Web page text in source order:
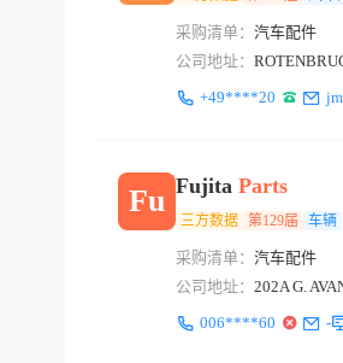
采购清单： 汽车配件
公司地址：
+49****20
Fu Fujita Parts
三方数据 第129届 车辆
采购清单： 汽车配件
公司地址： 202A G.
006****60
-